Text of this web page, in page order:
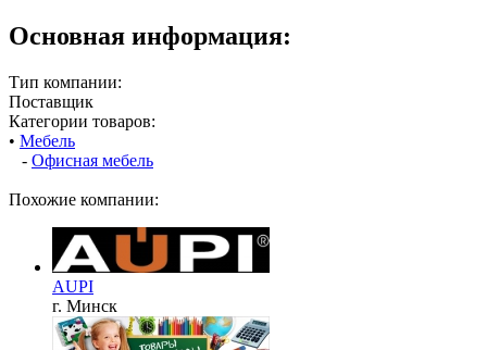
Основная информация:
Тип компании:
Поставщик
Категории товаров:
• Мебель
- Офисная мебель
Похожие компании:
AUPI
г. Минск